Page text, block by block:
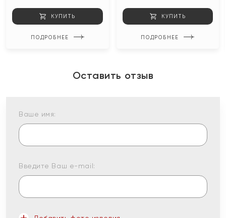
КУПИТЬ
ПОДРОБНЕЕ
КУПИТЬ
ПОДРОБНЕЕ
Оставить отзыв
Ваше имя:
Введите Ваш e-mail: